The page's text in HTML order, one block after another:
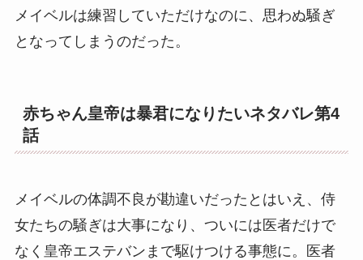
メイベルは練習していただけなのに、思わぬ騒ぎ
となってしまうのだった。
赤ちゃん皇帝は暴君になりたいネタバレ第4
話
メイベルの体調不良が勘違いだったとはいえ、侍
女たちの騒ぎは大事になり、ついには医者だけで
なく皇帝エステバンまで駆けつける事態に。医者